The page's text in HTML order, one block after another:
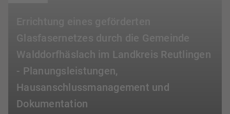
Glasfasernetzes durch die Gemeinde
Walddorfhäslach im Landkreis Reutlingen
- Planungsleistungen,
Hausanschlussmanagement und
Dokumentation